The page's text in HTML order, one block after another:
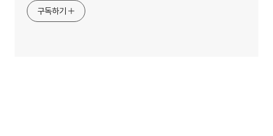
구독하기